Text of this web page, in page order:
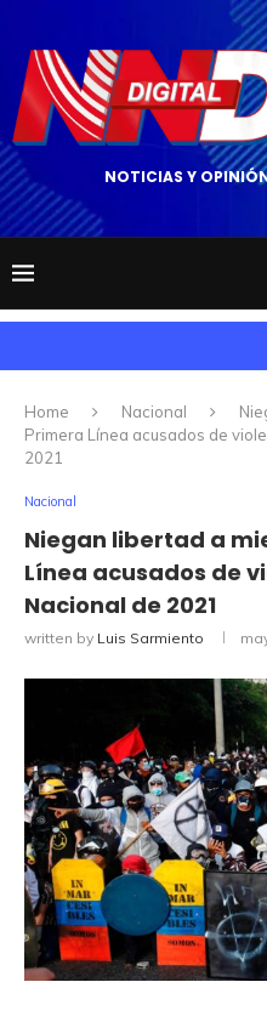
NOTICIAS Y
Home Nacional
Primera Línea acusados de
2021
Nacional
Niegan libertad a
Línea acusados de
Nacional de 2021
written by Luis Sarmiento